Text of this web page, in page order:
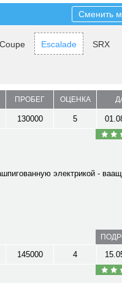
Сменить
Escalade SRX
ПРОБЕГ ОЦЕНКА
130000 5
электрикой -
145000 4